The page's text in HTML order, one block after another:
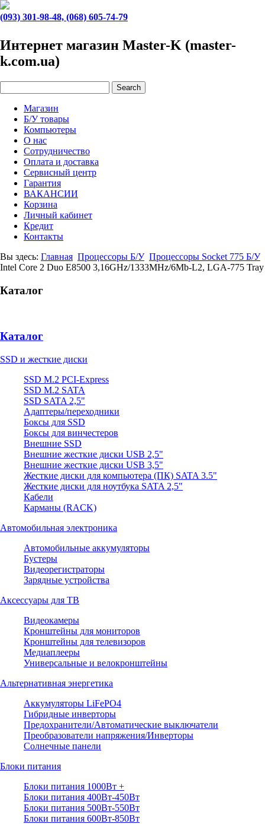
(093) 301-98-48, (068) 605-74-79
Интернет магазин Master-K (master-
k.com.ua)
Магазин
Б/У товары
Компьютеры
О нас
Сотрудничество
Оплата и доставка
Сервисный центр
Гарантия
ВАКАНСИИ
Корзина
Личный кабинет
Кредит
Контакты
Вы здесь: Главная Процессоры Б/У Процессоры Socket 775 Б/У
Intel Core 2 Duo E8500 3,16GHz/1333MHz/6Mb-L2, LGA-775 Tray
Каталог
Каталог
SSD и жесткие диски
SSD M.2 PCI-Express
SSD M.2 SATA
SSD SATA 2,5"
Адаптеры/переходники
Боксы для SSD
Боксы для винчестеров
Внешние SSD
Внешние жесткие диски USB 2,5"
Внешние жесткие диски USB 3,5"
Жесткие диски для компьютера (ПК) SATA 3.5"
Жесткие диски для ноутбука SATA 2,5"
Кабели
Карманы (RACK)
Автомобильная электроника
Автомобильные аккумуляторы
Бустеры
Видеорегистраторы
Зарядные устройства
Аксессуары для ТВ
Видеокамеры
Кронштейны для мониторов
Кронштейны для телевизоров
Медиаплееры
Универсальные и велокронштейны
Альтернативная энергетика
Аккумуляторы LiFePO4
Гибридные инверторы
Предохранители/Автоматические выключатели
Преобразователи напряжения/Инверторы
Солнечные панели
Блоки питания
Блоки питания 1000Вт +
Блоки питания 400Вт-450Вт
Блоки питания 500Вт-550Вт
Блоки питания 600Вт-850Вт